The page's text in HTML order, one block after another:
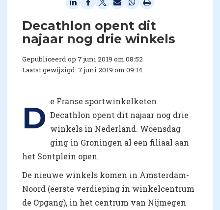
Decathlon opent dit
najaar nog drie winkels
Gepubliceerd op 7 juni 2019 om 08:52
Laatst gewijzigd: 7 juni 2019 om 09:14
D e Franse sportwinkelketen
Decathlon opent dit najaar nog drie
winkels in Nederland. Woensdag
ging in Groningen al een filiaal aan
het Sontplein open.
De nieuwe winkels komen in Amsterdam-
Noord (eerste verdieping in winkelcentrum
de Opgang), in het centrum van Nijmegen